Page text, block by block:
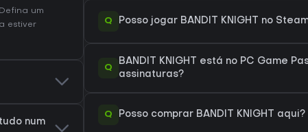
um
estiver
num
Q Posso jogar BANDIT KNIGHT no
Q
BANDIT KNIGHT está no PC Game
assinaturas?
Q Posso comprar BANDIT KNIGHT aqui?